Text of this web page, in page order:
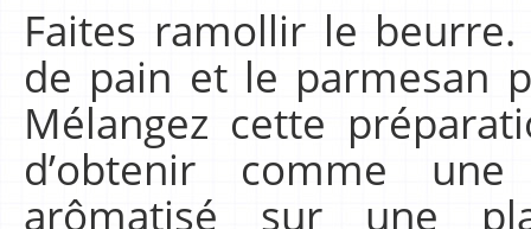
Faites ramollir le
de pain et le parmesan
Mélangez cette
d’obtenir comme
arômatisé sur une